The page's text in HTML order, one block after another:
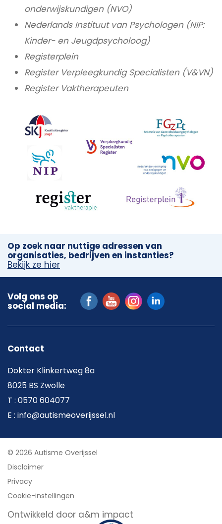
onderwijskundigen (NVO)
Nederlands Instituut van Psychologen (NIP:
Kinder- en Jeugdpsycholoog)
Registerplein
Register Verpleegkundig Specialisten (V&VN)
Register Vaktherapeuten
Op zoek naar nuttige adressen van
organisaties, bedrijven en instanties?
Bekijk ze hier
Volg ons op
social media:
Contact
Dokter Klinkertweg 8a
8025 BS Zwolle
T : 0570 604077
E : info@autismeoverijssel.nl
© 2026 Autisme Overijssel
Disclaimer
Privacy
Cookie-instellingen
Ontwikkeld door a&m impact